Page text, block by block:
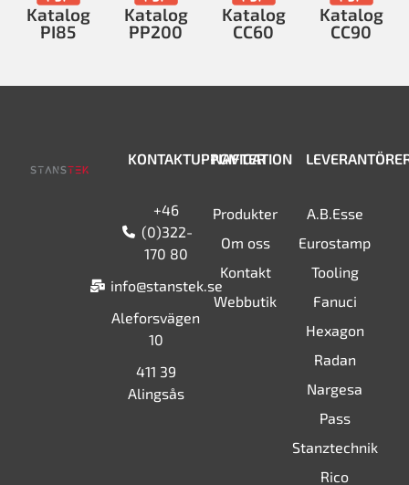
Katalog
PI85
Katalog
PP200
Katalog
CC60
Katalog
CC90
KONTAKTUPPGIFTER
+46
(0)322-
170 80
info@stanstek.se
Aleforsvägen
10
411 39
Alingsås
NAVIGATION
Produkter
Om oss
Kontakt
Webbutik
A.B.Esse
Eurostamp
Tooling
Fanuci
Hexagon
Radan
Nargesa
Pass
Stanztechnik
Rico